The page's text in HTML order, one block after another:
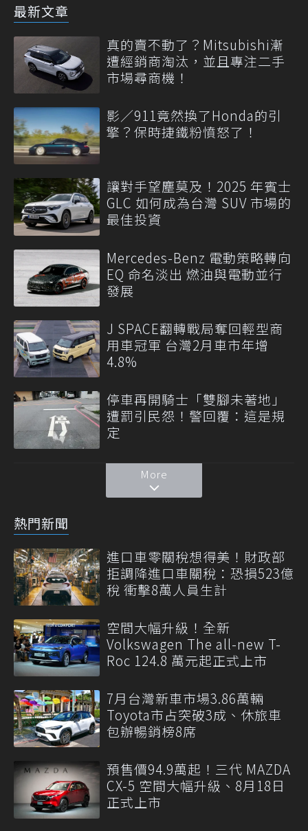
最新文章
真的賣不動了？Mitsubishi漸
遭經銷商淘汰，並且專注二手
市場尋商機！
影／911竟然換了Honda的引
擎？保時捷鐵粉憤怒了！
讓對手望塵莫及！2025 年賓士
GLC 如何成為台灣 SUV 市場的
最佳投資
Mercedes-Benz 電動策略轉向
EQ 命名淡出 燃油與電動並行
發展
J SPACE翻轉戰局奪回輕型商
用車冠軍 台灣2月車市年增
4.8%
停車再開騎士「雙腳未著地」
遭罰引民怨！警回覆：這是規
定
More
熱門新聞
進口車零關稅想得美！財政部
拒調降進口車關稅：恐損523億
稅 衝擊8萬人員生計
空間大幅升級！全新
Volkswagen The all-new T-
Roc 124.8 萬元起正式上市
7月台灣新車市場3.86萬輛
Toyota市占突破3成、休旅車
包辦暢銷榜8席
預售價94.9萬起！三代 MAZDA
CX-5 空間大幅升級、8月18日
正式上市